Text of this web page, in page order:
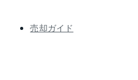
売却ガイド